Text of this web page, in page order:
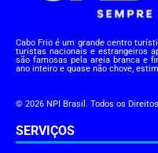
Cabo Frio é um grande centro
turistas nacionais e estrangeiros
são famosas pela areia branca e
ano inteiro e quase não chove,
© 2026 NPI Brasil. Todos os
SERVIÇOS